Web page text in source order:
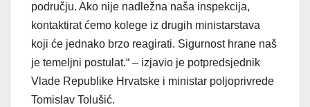
području. Ako nije nadležna naša inspekcija,
kontaktirat ćemo kolege iz drugih ministarstava
koji će jednako brzo reagirati. Sigurnost hrane naš
je temeljni postulat.“ – izjavio je potpredsjednik
Vlade Republike Hrvatske i ministar poljoprivrede
Tomislav Tolušić.